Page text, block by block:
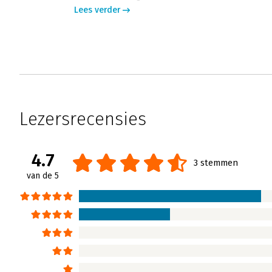
Lees verder
Lezersrecensies
4.7
van de 5
3 stemmen